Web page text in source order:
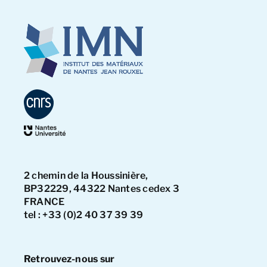
2 chemin de la Houssinière,
BP32229, 44322 Nantes cedex 3
FRANCE
tel : +33 (0)2 40 37 39 39
Retrouvez-nous sur